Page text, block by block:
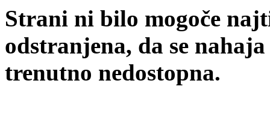
Strani ni bilo mogoče
odstranjena, da se
trenutno nedostopna.